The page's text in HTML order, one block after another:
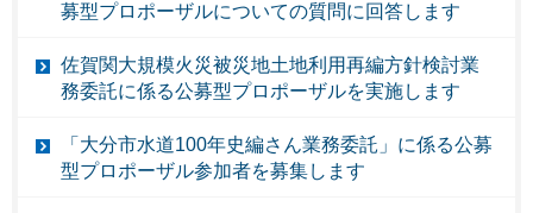
募型プロポーザルについての質問に回答します
佐賀関大規模火災被災地土地利用再編方針検討業
務委託に係る公募型プロポーザルを実施します
「大分市水道100年史編さん業務委託」に係る公募
型プロポーザル参加者を募集します